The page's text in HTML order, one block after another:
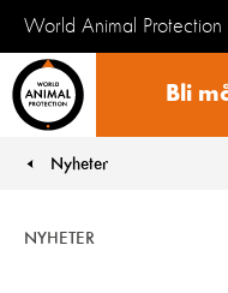
World Animal Protection
Bli
You are here:
Nyheter
NYHETER